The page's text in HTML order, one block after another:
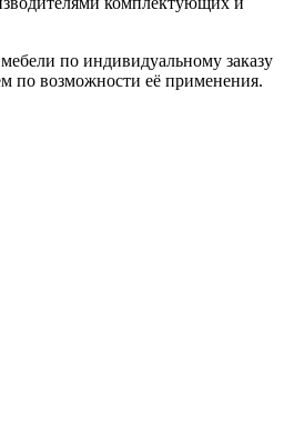
по индивидуальному заказу
по возможности её применения.